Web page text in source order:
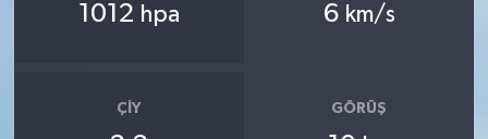
1012 hpa 6 km/s
ÇIY GÖRÜŞ